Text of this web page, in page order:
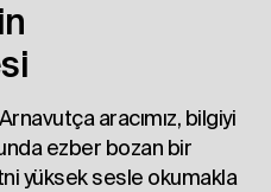
aracımız, bilgiyi
ezber bozan bir
yüksek sesle okumakla